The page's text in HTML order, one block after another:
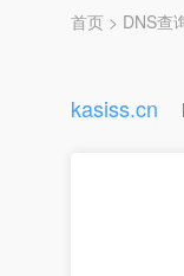
首页 > DNS查
kasiss.cn